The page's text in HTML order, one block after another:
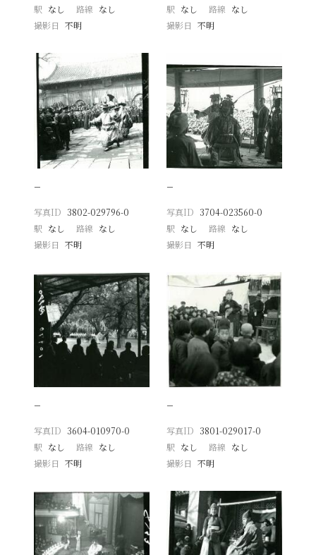
駅 なし 路線 なし
撮影日
不明
駅 なし 路線 なし
撮影日 不明
−
写真ID 3802-029796-0
駅 なし 路線 なし
撮影日
不明
−
写真ID 3704-023560-0
駅 なし 路線 なし
撮影日 不明
−
写真ID 3604-010970-0
駅 なし 路線 なし
撮影日
不明
−
写真ID 3801-029017-0
駅 なし 路線 なし
撮影日 不明